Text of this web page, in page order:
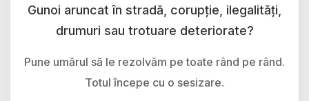
Gunoi aruncat în stradă, corupție, ilegalități,
drumuri sau trotuare deteriorate?
Pune umărul să le rezolvăm pe toate rând pe rând.
Totul începe cu o sesizare.